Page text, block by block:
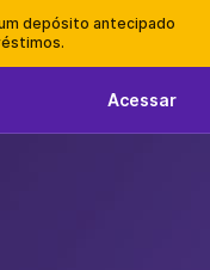
depósito antecipado
Acessar